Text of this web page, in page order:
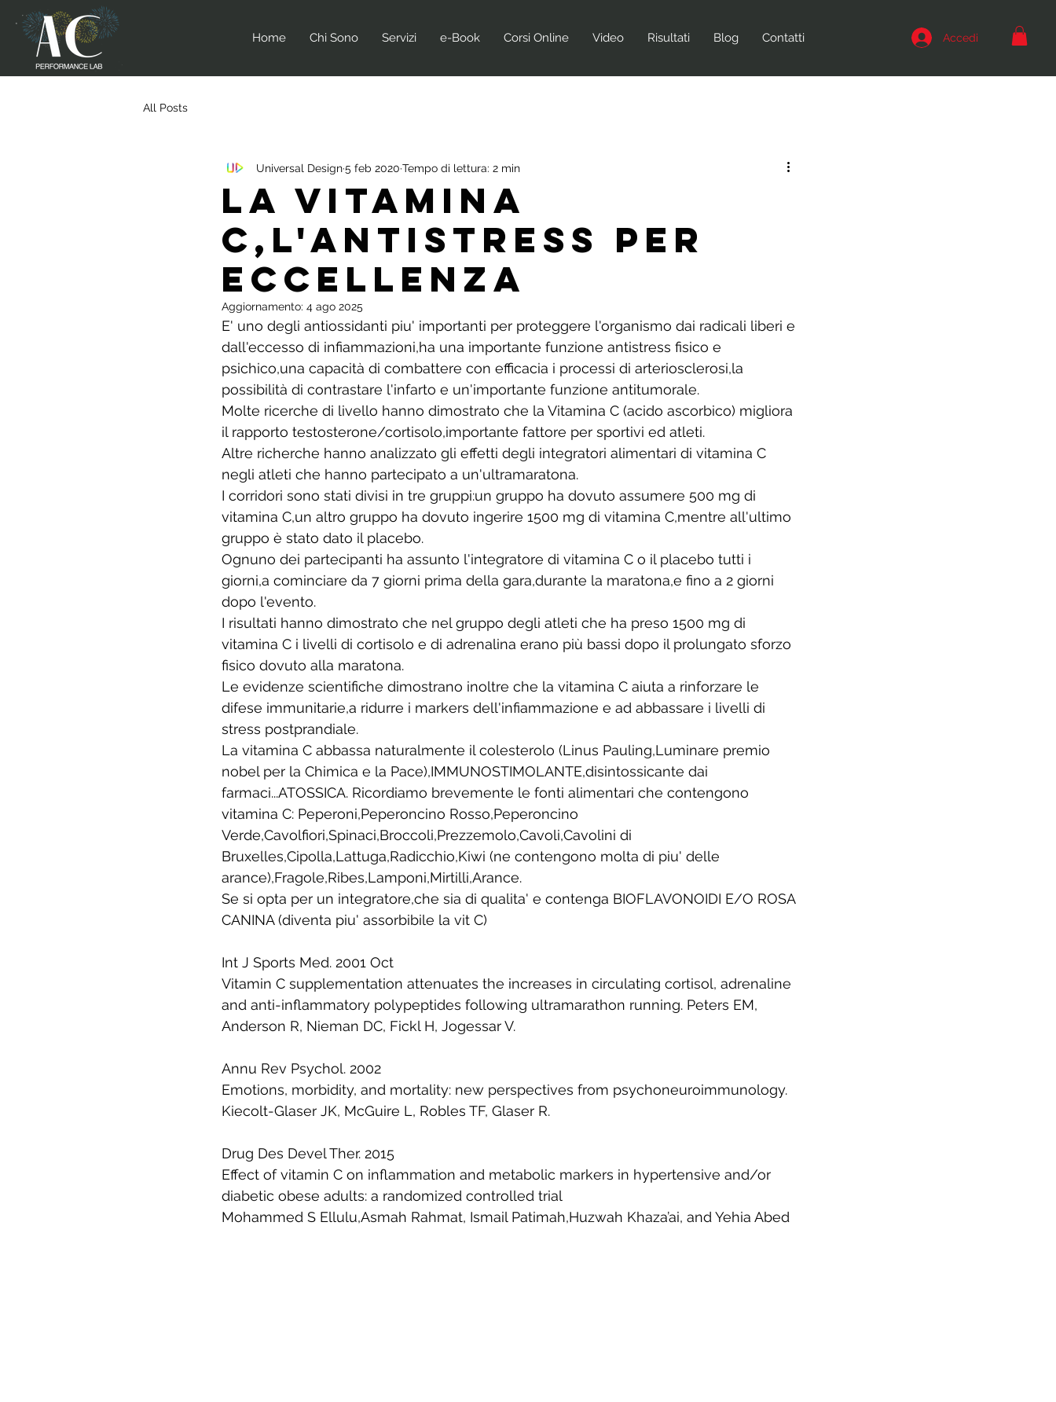
Home Chi Sono Servizi e-Book Corsi Online Video Risultati Blog Contatti Accedi
All Posts
La Vitamina
C,l'antistress per
eccellenza
Universal Design5 feb 2020 Tempo di lettura: 2 min
Aggiornamento: 4 ago 2025
E' uno degli antiossidanti piu' importanti per proteggere l'organismo dai radicali liberi e
dall'eccesso di infiammazioni,ha una importante funzione antistress fisico e
psichico,una capacità di combattere con efficacia i processi di arteriosclerosi,la
possibilità di contrastare l'infarto e un'importante funzione antitumorale.
Molte ricerche di livello hanno dimostrato che la Vitamina C (acido ascorbico) migliora
il rapporto testosterone/cortisolo,importante fattore per sportivi ed atleti.
Altre richerche hanno analizzato gli effetti degli integratori alimentari di vitamina C
negli atleti che hanno partecipato a un'ultramaratona.
I corridori sono stati divisi in tre gruppi:un gruppo ha dovuto assumere 500 mg di
vitamina C,un altro gruppo ha dovuto ingerire 1500 mg di vitamina C,mentre all'ultimo
gruppo è stato dato il placebo.
Ognuno dei partecipanti ha assunto l'integratore di vitamina C o il placebo tutti i
giorni,a cominciare da 7 giorni prima della gara,durante la maratona,e fino a 2 giorni
dopo l'evento.
I risultati hanno dimostrato che nel gruppo degli atleti che ha preso 1500 mg di
vitamina C i livelli di cortisolo e di adrenalina erano più bassi dopo il prolungato sforzo
fisico dovuto alla maratona.
Le evidenze scientifiche dimostrano inoltre che la vitamina C aiuta a rinforzare le
difese immunitarie,a ridurre i markers dell'infiammazione e ad abbassare i livelli di
stress postprandiale.
La vitamina C abbassa naturalmente il colesterolo (Linus Pauling,Luminare premio
nobel per la Chimica e la Pace),IMMUNOSTIMOLANTE,disintossicante dai
farmaci...ATOSSICA. Ricordiamo brevemente le fonti alimentari che contengono
vitamina C: Peperoni,Peperoncino Rosso,Peperoncino
Verde,Cavolfiori,Spinaci,Broccoli,Prezzemolo,Cavoli,Cavolini di
Bruxelles,Cipolla,Lattuga,Radicchio,Kiwi (ne contengono molta di piu' delle
arance),Fragole,Ribes,Lamponi,Mirtilli,Arance.
Se si opta per un integratore,che sia di qualita' e contenga BIOFLAVONOIDI E/O ROSA
CANINA (diventa piu' assorbibile la vit C)
Int J Sports Med. 2001 Oct
Vitamin C supplementation attenuates the increases in circulating cortisol, adrenaline
and anti-inflammatory polypeptides following ultramarathon running. Peters EM,
Anderson R, Nieman DC, Fickl H, Jogessar V.
Annu Rev Psychol. 2002
Emotions, morbidity, and mortality: new perspectives from psychoneuroimmunology.
Kiecolt-Glaser JK, McGuire L, Robles TF, Glaser R.
Drug Des Devel Ther. 2015
Effect of vitamin C on inflammation and metabolic markers in hypertensive and/or
diabetic obese adults: a randomized controlled trial
Mohammed S Ellulu,Asmah Rahmat, Ismail Patimah,Huzwah Khaza’ai, and Yehia Abed